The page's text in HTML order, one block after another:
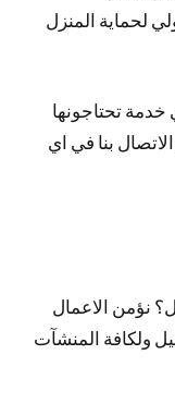
لحماية المنزل
تحتاجونها
بنا في اي
نؤمن الاعمال
ولكافة المنشآت